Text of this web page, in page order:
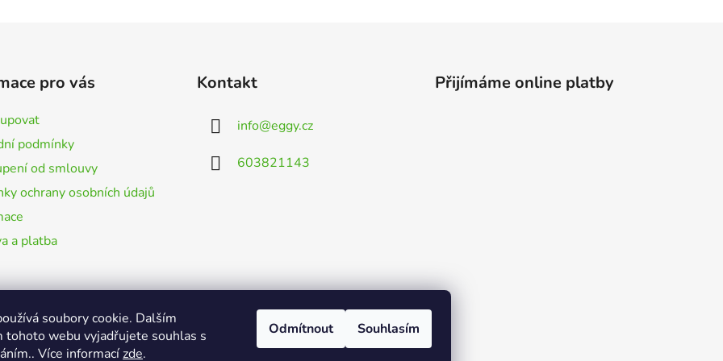
soubory cookie. Dalším
tohoto webu vyjadřujete souhlas s
Více informacízde.
Odmítnout Souhlasím
pro vás
podmínky
od smlouvy
ochrany osobních údajů
a platba
Kontakt
info@eggy.cz
603821143
Přijímáme online platby